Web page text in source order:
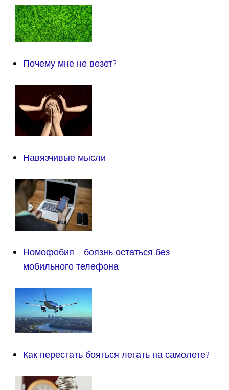
Почему мне не везет?
Навязчивые мысли
Номофобия – боязнь остаться без
мобильного телефона
Как перестать бояться летать на самолете?